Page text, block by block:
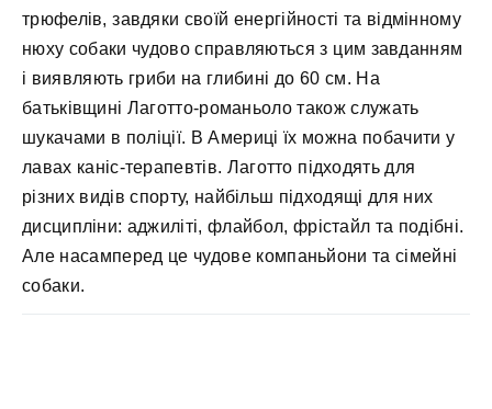
трюфелів, завдяки своїй енергійності та відмінному
нюху собаки чудово справляються з цим завданням
і виявляють гриби на глибині до 60 см. На
батьківщині Лаготто-романьоло також служать
шукачами в поліції. В Америці їх можна побачити у
лавах каніс-терапевтів. Лаготто підходять для
різних видів спорту, найбільш підходящі для них
дисципліни: аджиліті, флайбол, фрістайл та подібні.
Але насамперед це чудове компаньйони та сімейні
собаки.